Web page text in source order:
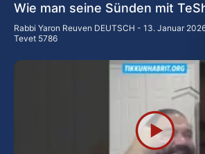
Wie man seine Sünden mit
Rabbi Yaron Reuven DEUTSCH
13. Januar
Tevet 5786